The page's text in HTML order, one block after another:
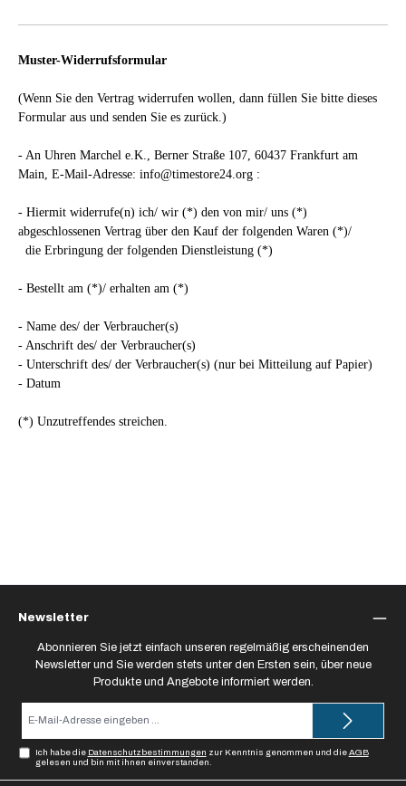
Muster-Widerrufsformular
(Wenn Sie den Vertrag widerrufen wollen, dann füllen Sie bitte dieses
Formular aus und senden Sie es zurück.)
- An Uhren Marchel e.K., Berner Straße 107, 60437 Frankfurt am
Main, E-Mail-Adresse: info@timestore24.org :
- Hiermit widerrufe(n) ich/ wir (*) den von mir/ uns (*)
abgeschlossenen Vertrag über den Kauf der folgenden Waren (*)/
die Erbringung der folgenden Dienstleistung (*)
- Bestellt am (*)/ erhalten am (*)
- Name des/ der Verbraucher(s)
- Anschrift des/ der Verbraucher(s)
- Unterschrift des/ der Verbraucher(s) (nur bei Mitteilung auf Papier)
- Datum
(*) Unzutreffendes streichen.
Newsletter
Abonnieren Sie jetzt einfach unseren regelmäßig erscheinenden
Newsletter und Sie werden stets unter den Ersten sein, über neue
Produkte und Angebote informiert werden.
Ich habe die Datenschutzbestimmungen zur Kenntnis genommen und dieAGB
gelesen und bin mit ihnen einverstanden.